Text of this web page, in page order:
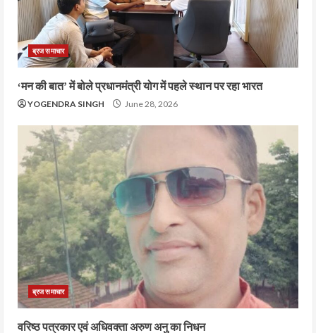
ब्रज समाचार
‘मन की बात’ में बोले प्रधानमंत्री योग में पहले स्थान पर रहा भारत
YOGENDRA SINGH June 28, 2026
ब्रज समाचार
वरिष्ठ पत्रकार एवं अधिवक्ता अरुण अनु का निधन